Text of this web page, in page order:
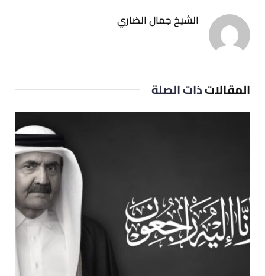
الشيخ جمال الضاري
المقالاتذات الصلة